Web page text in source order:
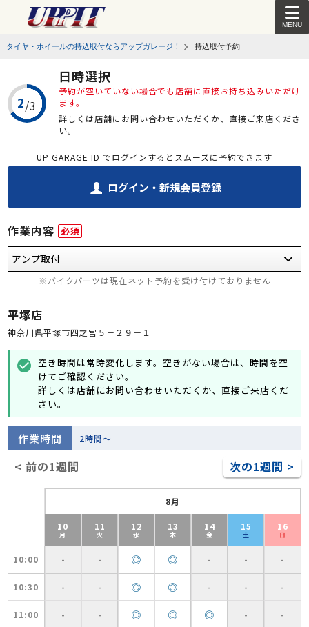
MENU
タイヤ・ホイールの持込取付ならアップガレージ！ 持込取付予約
日時選択
予約が空いていない場合でも店舗に直接お持ち込みいただけ
ます。
詳しくは店舗にお問い合わせいただくか、直接ご来店くださ
い。
UP GARAGE ID でログインするとスムーズに予約できます
ログイン・新規会員登録
作業内容 必須
※バイクパーツは現在ネット予約を受け付けておりません
平塚店
神奈川県平塚市四之宮５－２９－１
check_circle 空き時間は常時変化します。空きがない場合は、時間を空
けてご確認ください。
詳しくは店舗にお問い合わせいただくか、直接ご来店くだ
さい。
作業時間 2時間～
< 前の1週間 次の1週間 >
8月
10
月
11
火
12
水
13
木
14
金
15
土
16
日
10:00 - - ◎ ◎ - - -
10:30 - - ◎ ◎ - - -
11:00 - - ◎ ◎ ◎ - -